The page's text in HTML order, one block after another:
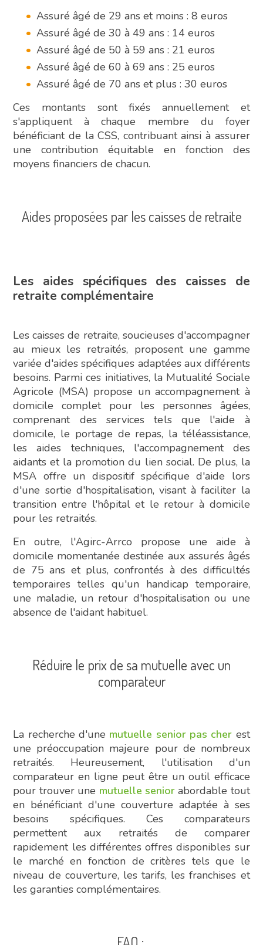
Assuré âgé de 29 ans et moins : 8 euros
Assuré âgé de 30 à 49 ans : 14 euros
Assuré âgé de 50 à 59 ans : 21 euros
Assuré âgé de 60 à 69 ans : 25 euros
Assuré âgé de 70 ans et plus : 30 euros
Ces montants sont fixés annuellement et
s'appliquent à chaque membre du foyer
bénéficiant de la CSS, contribuant ainsi à assurer
une contribution équitable en fonction des
moyens financiers de chacun.
Aides proposées par les caisses de retraite
Les aides spécifiques des caisses de
retraite complémentaire
Les caisses de retraite, soucieuses d'accompagner
au mieux les retraités, proposent une gamme
variée d'aides spécifiques adaptées aux différents
besoins. Parmi ces initiatives, la Mutualité Sociale
Agricole (MSA) propose un accompagnement à
domicile complet pour les personnes âgées,
comprenant des services tels que l'aide à
domicile, le portage de repas, la téléassistance,
les aides techniques, l'accompagnement des
aidants et la promotion du lien social. De plus, la
MSA offre un dispositif spécifique d'aide lors
d'une sortie d'hospitalisation, visant à faciliter la
transition entre l'hôpital et le retour à domicile
pour les retraités.
En outre, l'Agirc-Arrco propose une aide à
domicile momentanée destinée aux assurés âgés
de 75 ans et plus, confrontés à des difficultés
temporaires telles qu'un handicap temporaire,
une maladie, un retour d'hospitalisation ou une
absence de l'aidant habituel.
Réduire le prix de sa mutuelle avec un
comparateur
La recherche d'une mutuelle senior pas cher est
une préoccupation majeure pour de nombreux
retraités. Heureusement, l'utilisation d'un
comparateur en ligne peut être un outil efficace
pour trouver une mutuelle seniorabordable tout
en bénéficiant d'une couverture adaptée à ses
besoins spécifiques. Ces comparateurs
permettent aux retraités de comparer
rapidement les différentes offres disponibles sur
le marché en fonction de critères tels que le
niveau de couverture, les tarifs, les franchises et
les garanties complémentaires.